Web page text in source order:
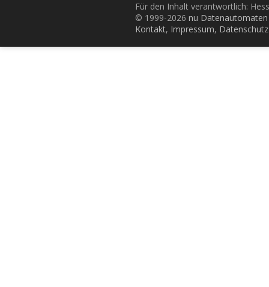
Für den Inhalt verantwortlich:
© 1999-2026 nu
Kontakt, Impressum, Datenschutz